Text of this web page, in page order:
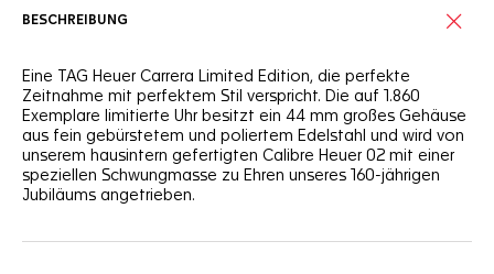
BESCHREIBUNG
Eine TAG Heuer Carrera Limited Edition, die perfekte
Zeitnahme mit perfektem Stil verspricht. Die auf 1.860
Exemplare limitierte Uhr besitzt ein 44 mm großes Gehäuse
aus fein gebürstetem und poliertem Edelstahl und wird von
unserem hausintern gefertigten Calibre Heuer 02 mit einer
speziellen Schwungmasse zu Ehren unseres 160-jährigen
Jubiläums angetrieben.